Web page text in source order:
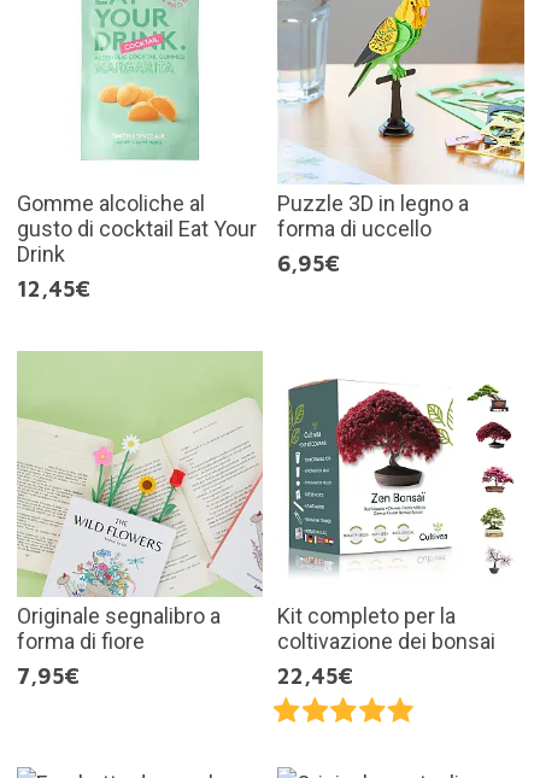
Gomme alcoliche al
gusto di cocktail Eat Your
Drink
12,45€
Puzzle 3D in legno a
forma di uccello
6,95€
Originale segnalibro a
forma di fiore
7,95€
Kit completo per la
coltivazione dei bonsai
22,45€